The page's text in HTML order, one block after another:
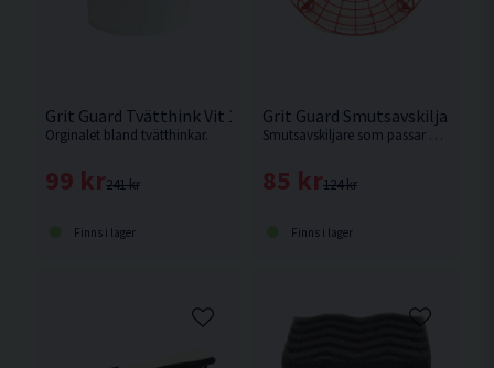
Grit Guard Tvätthink Vit 19L
Orginalet bland tvätthinkar.
241 kr
99 kr
Finns i lager
Grit Guard Smutsavskiljare
Smutsavskiljare som passar de flesta 19L hinkarna med en innerdiameter på 265-275mm.
124 kr
85 kr
Finns i lager